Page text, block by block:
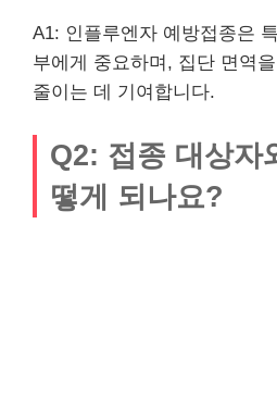
A1: 인플루엔자 예방접종은
부에게 중요하며, 집단 면역
줄이는 데 기여합니다.
Q2: 접종 대상자
떻게 되나요?